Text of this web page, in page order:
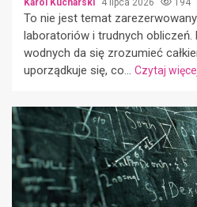
Karol Kucharski 4 lipca 2026 194
To nie jest temat
laboratoriów i trudnych obliczeń.
wodnych da się zrozumieć
uporządkuje się, co... Czytaj